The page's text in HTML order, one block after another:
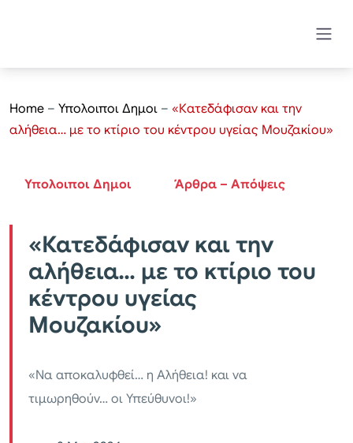
Home – Υπολοιποι Δημοι – «Κατεδάφισαν και την
αλήθεια… με το κτίριο του κέντρου υγείας Μουζακίου»
Υπολοιποι Δημοι Άρθρα – Απόψεις
«Κατεδάφισαν και την
αλήθεια… με το κτίριο του
κέντρου υγείας
Μουζακίου»
«Να αποκαλυφθεί… η Αλήθεια! και να
τιμωρηθούν… οι Υπεύθυνοι!»